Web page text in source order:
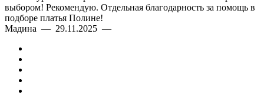
выбором! Рекомендую. Отдельная благодарность за помощь в
подборе платья Полине!
Мадина — 29.11.2025 —